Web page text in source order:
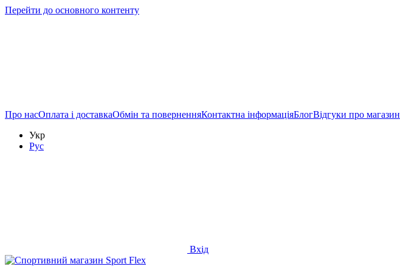
Перейти до основного контенту
Про насОплата і доставкаОбмін та поверненняКонтактна інформаціяБлогВідгуки про магазин
Укр
Рус
Вхід